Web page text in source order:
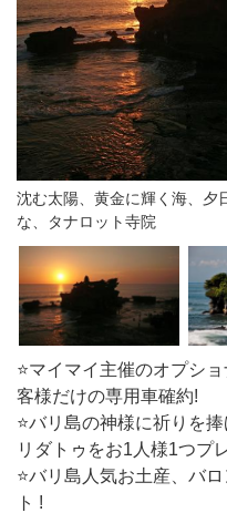
沈む太陽、黄金に輝く海、夕
な、タナロット寺院
⭐️マイマイ主催のオプシ
客様だけの専用車確約!
⭐️バリ島の神様に祈りを
リダトゥをお1人様1つプ
⭐️バリ島人気お土産、バ
ト !